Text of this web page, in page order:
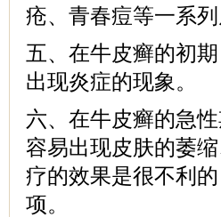
疮、青春痘等一系列
五、在牛皮癣的初
出现炎症的现象。
六、在牛皮癣的急
容易出现皮肤的萎
疗的效果是很不利
项。